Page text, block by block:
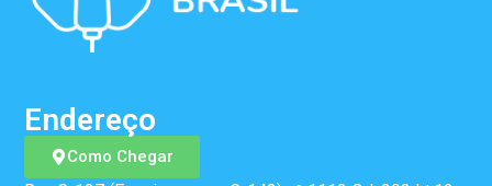
Como Chegar
Endereço